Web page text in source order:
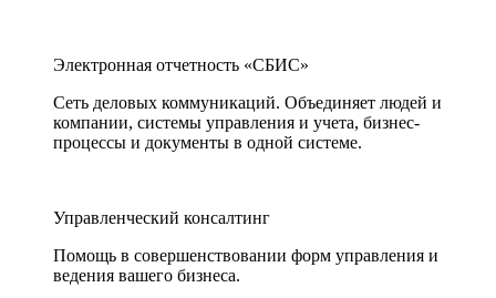
Электронная отчетность «СБИС»
Сеть деловых коммуникаций. Объединяет людей и
компании, системы управления и учета, бизнес-
процессы и документы в одной системе.
Управленческий консалтинг
Помощь в совершенствовании форм управления и
ведения вашего бизнеса.